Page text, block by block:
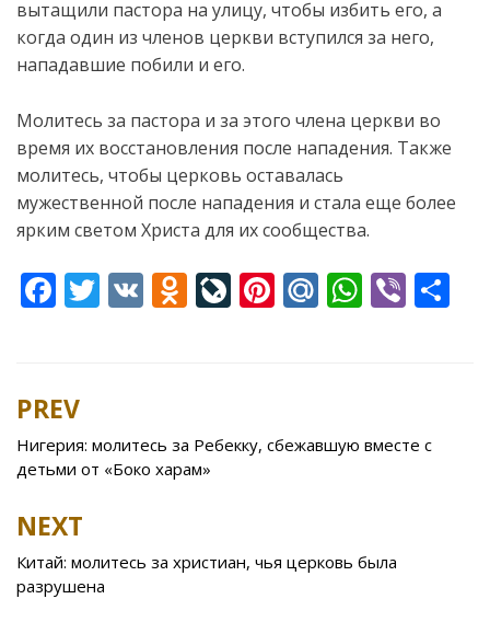
вытащили пастора на улицу, чтобы избить его, а
когда один из членов церкви вступился за него,
нападавшие побили и его.
Молитесь за пастора и за этого члена церкви во
время их восстановления после нападения. Также
молитесь, чтобы церковь оставалась
мужественной после нападения и стала еще более
ярким светом Христа для их сообщества.
F
b
o
o
T V O
kl
as
ki
Li
u
r
Pi
st
M
u
W
A
p
Vi
Post
navigation
PREV
Нигерия: молитесь за Ребекку, сбежавшую вместе с
детьми от «Боко харам»
NEXT
Китай: молитесь за христиан, чья церковь была
разрушена